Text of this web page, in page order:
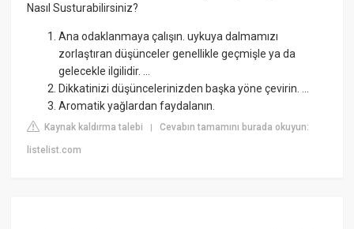
Nasıl Susturabilirsiniz?
Ana odaklanmaya çalışın. uykuya dalmamızı
zorlaştıran düşünceler genellikle geçmişle ya da
gelecekle ilgilidir. ...
Dikkatinizi düşüncelerinizden başka yöne çevirin. ...
Aromatik yağlardan faydalanın.
Kaynak kaldırma talebi |Cevabın tamamını burada okuyun:
listelist.com